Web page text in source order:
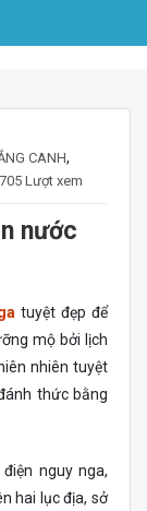
CANH,
Lượt xem
nước
tuyệt đẹp để
mộ bởi lịch
nhiên tuyệt
thức bằng
nguy nga,
hai lục địa, sở